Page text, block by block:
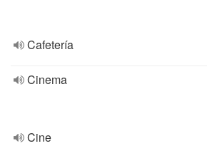
Cafetería
Cinema
Cine